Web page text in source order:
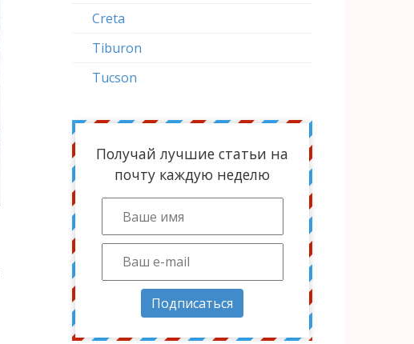
Creta
Tiburon
Tucson
Получай лучшие статьи на
почту каждую неделю
Подписаться